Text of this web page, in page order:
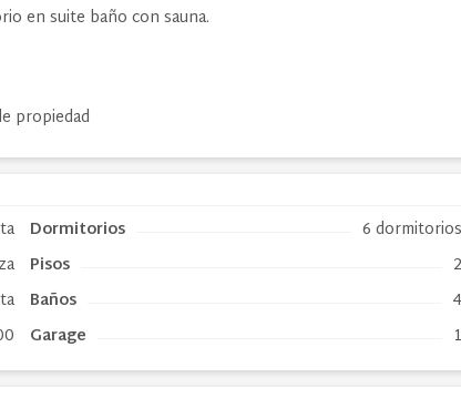
en suite baño con sauna.
propiedad
Dormitorios
6 dormitorios
Pisos
2
Baños
4
Garage
1